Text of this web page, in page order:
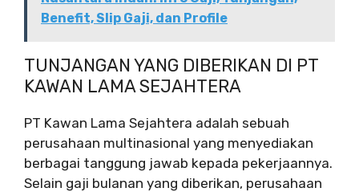
Benefit, Slip Gaji, dan Profile
TUNJANGAN YANG DIBERIKAN DI PT
KAWAN LAMA SEJAHTERA
PT Kawan Lama Sejahtera adalah sebuah
perusahaan multinasional yang menyediakan
berbagai tanggung jawab kepada pekerjaannya.
Selain gaji bulanan yang diberikan, perusahaan